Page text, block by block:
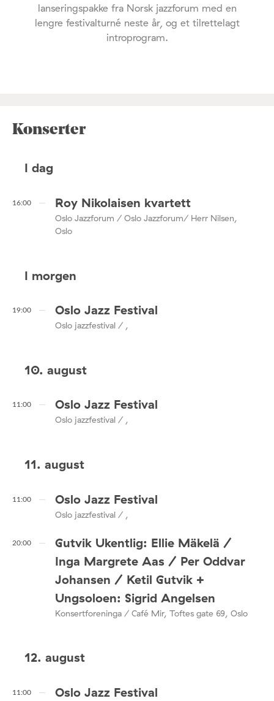
lanseringspakke fra Norsk jazzforum med en
lengre festivalturné neste år, og et tilrettelagt
introprogram.
Konserter
I dag
16:00 Roy Nikolaisen kvartett
Oslo Jazzforum / Oslo Jazzforum/ Herr Nilsen,
Oslo
I morgen
19:00 Oslo Jazz Festival
Oslo jazzfestival / ,
10. august
11:00 Oslo Jazz Festival
Oslo jazzfestival / ,
11. august
11:00 Oslo Jazz Festival
Oslo jazzfestival / ,
20:00
Gutvik Ukentlig: Ellie Mäkelä /
Inga Margrete Aas / Per Oddvar
Johansen / Ketil Gutvik +
Ungsoloen: Sigrid Angelsen
Konsertforeninga / Café Mir, Toftes gate 69, Oslo
12. august
11:00 Oslo Jazz Festival